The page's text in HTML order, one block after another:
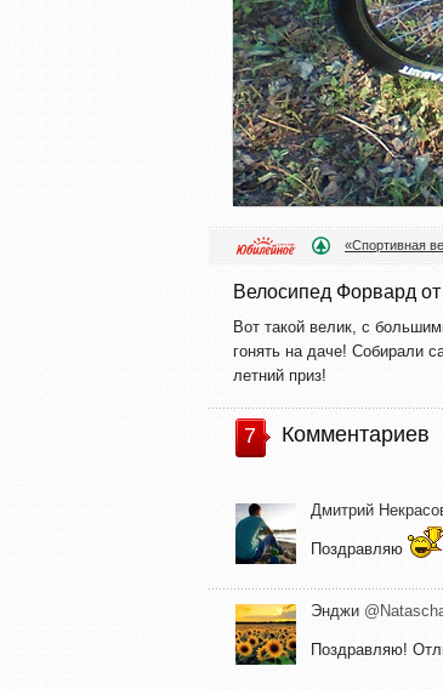
«Спортивная
Велосипед Форвард
Вот такой велик, с
гонять на даче! Собирали
летний приз!
7 Комментариев
Дмитрий
Поздравляю
Энджи
Поздравляю!